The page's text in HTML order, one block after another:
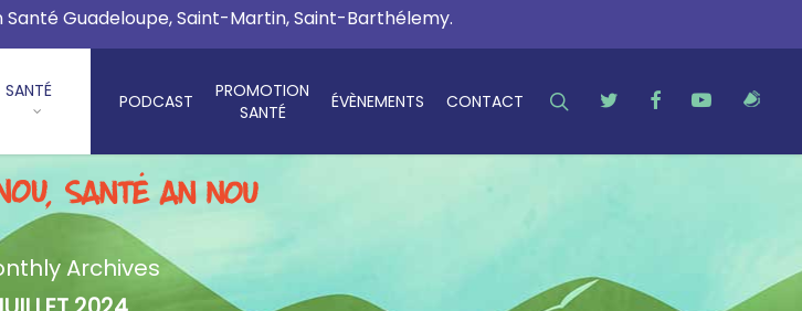
Guadeloupe, Saint-Martin, Saint-Barthélemy.
SANTÉ PODCAST
PROMOTION
SANTÉ
ÉVÈNEMENTS CONTACT SEARCH
TWITTERFACEBOOKYOUTUBERSS
Archives